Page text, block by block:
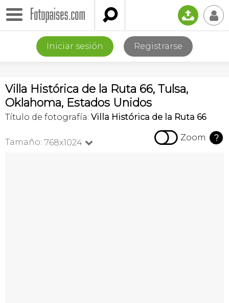
 📤 👤
Iniciar sesión Registrarse
Villa Histórica de la Ruta 66, Tulsa,
Oklahoma, Estados Unidos
Título de fotografía: Villa Histórica de la Ruta 66
Tamaño: 768x1024   Zoom ?